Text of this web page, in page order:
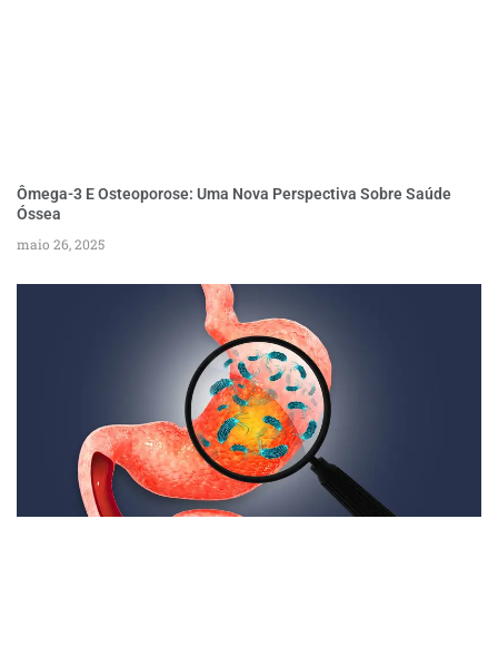
Ômega-3 E Osteoporose: Uma Nova Perspectiva Sobre Saúde
Óssea
maio 26, 2025